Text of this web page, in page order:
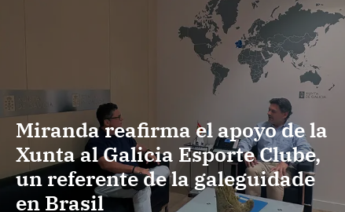
Miranda reafirma el apoyo de la
Xunta al Galicia Esporte Clube,
un referente de la galeguidade
en Brasil